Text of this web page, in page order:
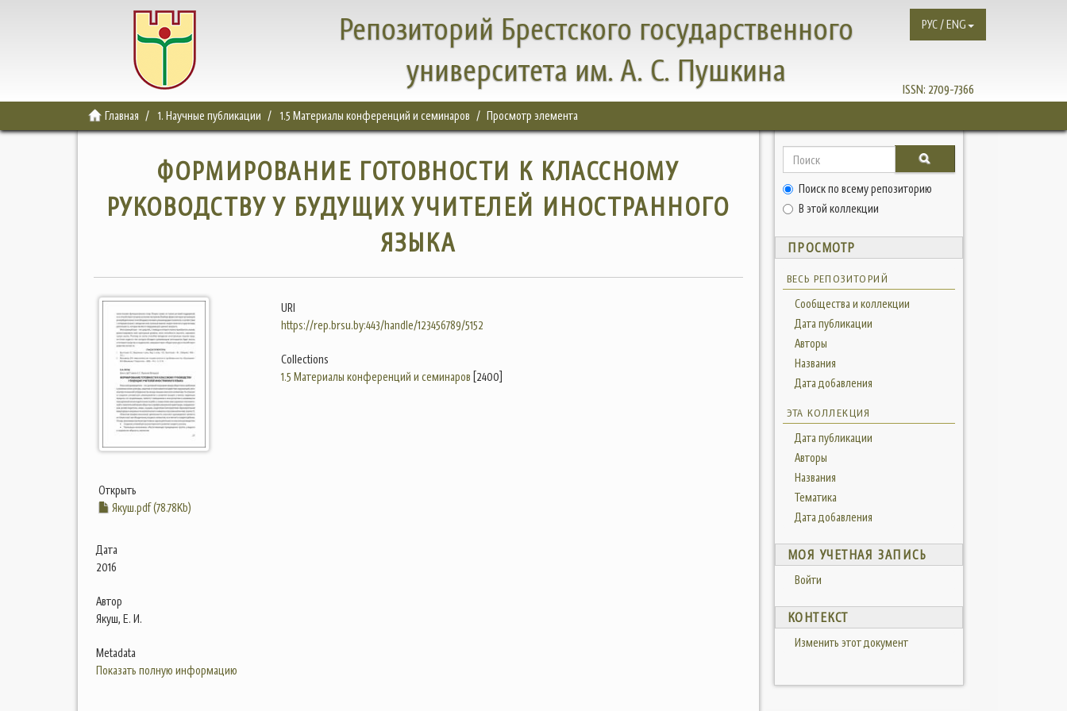
Репозиторий Брестского государственного
университета им. А. С. Пушкина
ISSN: 2709-7366
РУС / ENG
Главная 1. Научные публикации 1.5 Материалы конференций и семинаров Просмотр элемента
ФОРМИРОВАНИЕ ГОТОВНОСТИ К КЛАССНОМУ
РУКОВОДСТВУ У БУДУЩИХ УЧИТЕЛЕЙ ИНОСТРАННОГО
ЯЗЫКА
Открыть
Якуш.pdf (78.78Kb)
Дата
2016
Автор
Якуш, Е. И.
Metadata
Показать полную информацию
URI
https://rep.brsu.by:443/handle/123456789/5152
Collections
1.5 Материалы конференций и семинаров [2400]
Поиск по всему репозиторию
В этой коллекции
ПРОСМОТР
ВЕСЬ РЕПОЗИТОРИЙ
Сообщества и коллекции
Дата публикации
Авторы
Названия
Дата добавления
ЭТА КОЛЛЕКЦИЯ
Дата публикации
Авторы
Названия
Тематика
Дата добавления
МОЯ УЧЕТНАЯ ЗАПИСЬ
Войти
КОНТЕКСТ
Изменить этот документ